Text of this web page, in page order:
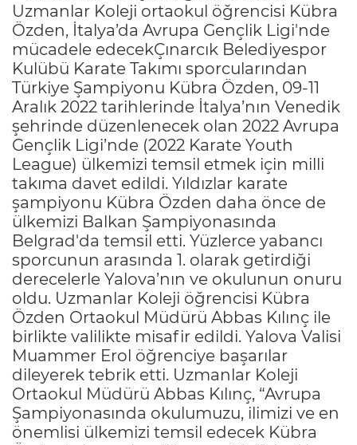
Uzmanlar Koleji ortaokul öğrencisi Kübra
Özden, İtalya’da Avrupa Gençlik Ligi'nde
mücadele edecekÇınarcık Belediyespor
Kulübü Karate Takımı sporcularından
Türkiye Şampiyonu Kübra Özden, 09-11
Aralık 2022 tarihlerinde İtalya’nın Venedik
şehrinde düzenlenecek olan 2022 Avrupa
Gençlik Ligi’nde (2022 Karate Youth
League) ülkemizi temsil etmek için milli
takıma davet edildi. Yıldızlar karate
şampiyonu Kübra Özden daha önce de
ülkemizi Balkan Şampiyonasında
Belgrad'da temsil etti. Yüzlerce yabancı
sporcunun arasında 1. olarak getirdiği
derecelerle Yalova’nın ve okulunun onuru
oldu. Uzmanlar Koleji öğrencisi Kübra
Özden Ortaokul Müdürü Abbas Kılınç ile
birlikte valilikte misafir edildi. Yalova Valisi
Muammer Erol öğrenciye başarılar
dileyerek tebrik etti. Uzmanlar Koleji
Ortaokul Müdürü Abbas Kılınç, “Avrupa
Şampiyonasında okulumuzu, ilimizi ve en
önemlisi ülkemizi temsil edecek Kübra